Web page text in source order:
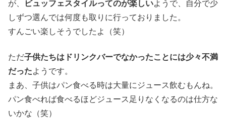
が、
ビュッフェスタイルってのが楽しいようで、自分で少
しずつ選んでは何度も取りに行っておりました。
すんごい楽しそうでしたよ（笑）
ただ子供たちはドリンクバーでなかったことには少々不満
だったようです。
まあ、子供はパン食べる時は大量にジュース飲むもんね。
パン食べれば食べるほどジュース足りなくなるのは仕方な
いかな（笑）